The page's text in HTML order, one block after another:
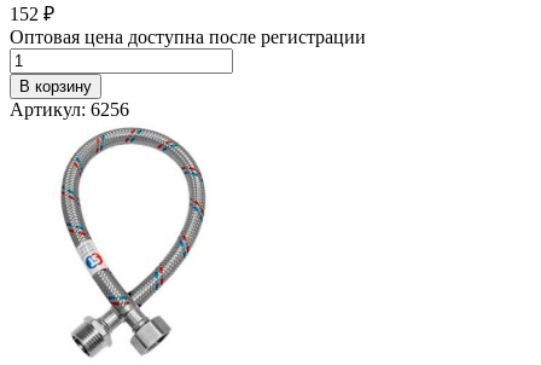
152 ₽
Оптовая цена доступна после регистрации
В корзину
Артикул: 6256